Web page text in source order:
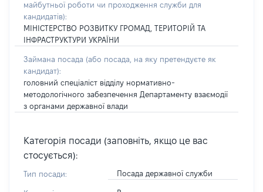
майбутньої роботи чи проходження служби для
кандидатів):
МІНІСТЕРСТВО РОЗВИТКУ ГРОМАД, ТЕРИТОРІЙ ТА
ІНФРАСТРУКТУРИ УКРАЇНИ
Займана посада (або посада, на яку претендуєте як
кандидат):
головний спеціаліст відділу нормативно-
методологічного забезпечення Департаменту взаємодії
з органами державної влади
Категорія посади (заповніть, якщо це вас
стосується):
Тип посади: Посада державної служби